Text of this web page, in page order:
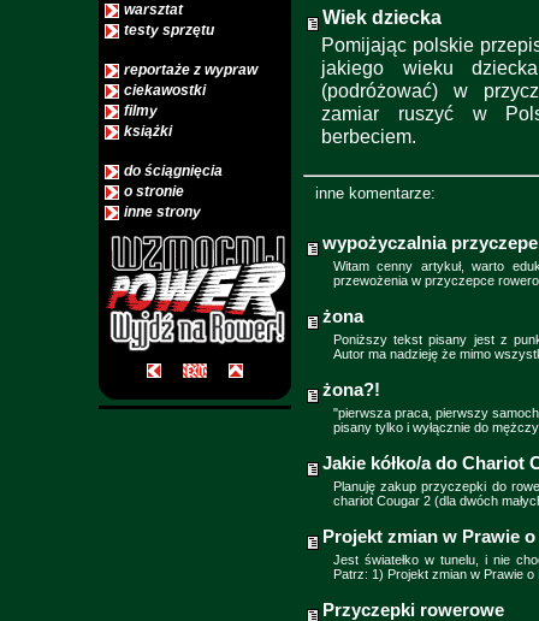
warsztat
testy sprzętu
reportaże z wypraw
ciekawostki
filmy
książki
do ściągnięcia
o stronie
inne strony
Wiek dziecka
Pomijając polskie
jakiego wieku
(podróżować) w
zamiar ruszyć w
berbeciem.
inne komentarze:
wypożyczalnia
Witam cenny artykuł, warto
przewożenia w przyczepce
żona
Poniższy tekst pisany jest z
Autor ma nadzieję że mimo
żona?!
"pierwsza praca, pierwszy
pisany tylko i wyłącznie do
Jakie kółko/a do Chariot
Planuję zakup przyczepki do
chariot Cougar 2 (dla dwóch
Projekt zmian w Prawie
Jest światełko w tunelu, i nie
Patrz: 1) Projekt zmian w Prawie
Przyczepki rowerowe